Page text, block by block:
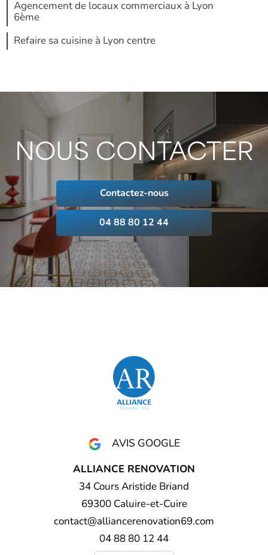
Agencement de locaux commerciaux à Lyon
6ème
Refaire sa cuisine à Lyon centre
NOUS CONTACTER
Contactez-nous
04 88 80 12 44
AVIS GOOGLE
ALLIANCE RENOVATION
34 Cours Aristide Briand
69300 Caluire-et-Cuire
contact@alliancerenovation69.com
04 88 80 12 44